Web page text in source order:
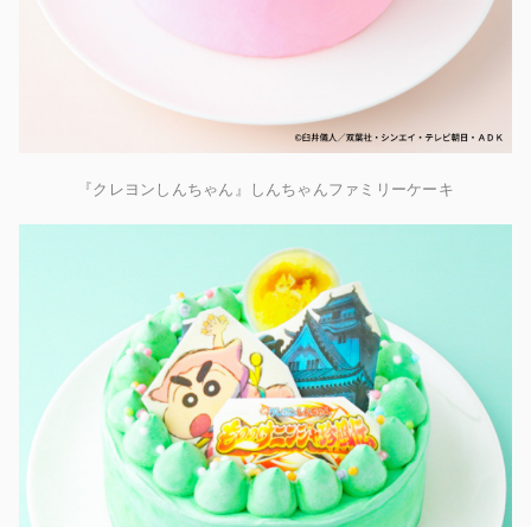
『クレヨンしんちゃん』しんちゃんファミリーケーキ